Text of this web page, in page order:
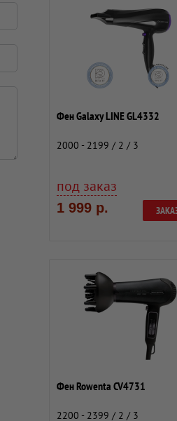
Фен Galaxy LINE GL4332
2000 - 2199 / 2 / 3
под заказ
1 999 р.
Фен Rowenta CV4731
2200 - 2399 / 2 / 3